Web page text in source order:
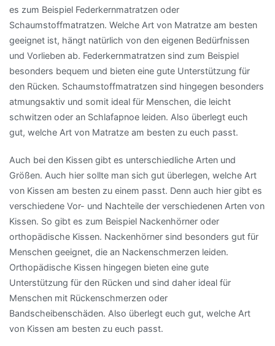
es zum Beispiel Federkernmatratzen oder
Schaumstoffmatratzen. Welche Art von Matratze am besten
geeignet ist, hängt natürlich von den eigenen Bedürfnissen
und Vorlieben ab. Federkernmatratzen sind zum Beispiel
besonders bequem und bieten eine gute Unterstützung für
den Rücken. Schaumstoffmatratzen sind hingegen besonders
atmungsaktiv und somit ideal für Menschen, die leicht
schwitzen oder an Schlafapnoe leiden. Also überlegt euch
gut, welche Art von Matratze am besten zu euch passt.
Auch bei den Kissen gibt es unterschiedliche Arten und
Größen. Auch hier sollte man sich gut überlegen, welche Art
von Kissen am besten zu einem passt. Denn auch hier gibt es
verschiedene Vor- und Nachteile der verschiedenen Arten von
Kissen. So gibt es zum Beispiel Nackenhörner oder
orthopädische Kissen. Nackenhörner sind besonders gut für
Menschen geeignet, die an Nackenschmerzen leiden.
Orthopädische Kissen hingegen bieten eine gute
Unterstützung für den Rücken und sind daher ideal für
Menschen mit Rückenschmerzen oder
Bandscheibenschäden. Also überlegt euch gut, welche Art
von Kissen am besten zu euch passt.